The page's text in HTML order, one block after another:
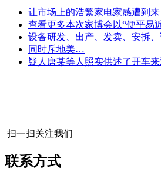
让市场上的浩繁家电家感遭到
查看更多本次家博会以“便平易
设备研发、出产、发卖、安拆
同时斥地美…
疑人唐某等人照实供述了开车
扫一扫关注我们
联系方式